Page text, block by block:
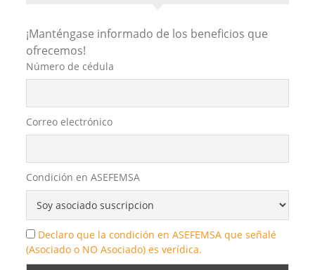
¡Manténgase informado de los beneficios que
ofrecemos!
Número de cédula
Correo electrónico
Condición en ASEFEMSA
Declaro que la condición en ASEFEMSA que señalé
(Asociado o NO Asociado) es verídica.